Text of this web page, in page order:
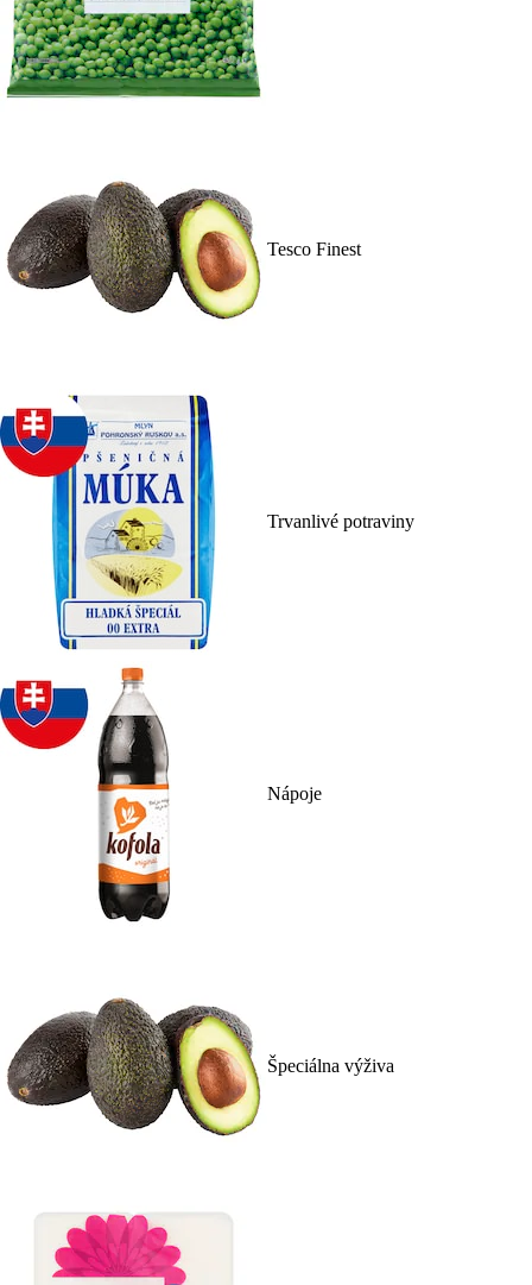
Tesco Finest
Trvanlivé potraviny
Nápoje
Špeciálna výživa